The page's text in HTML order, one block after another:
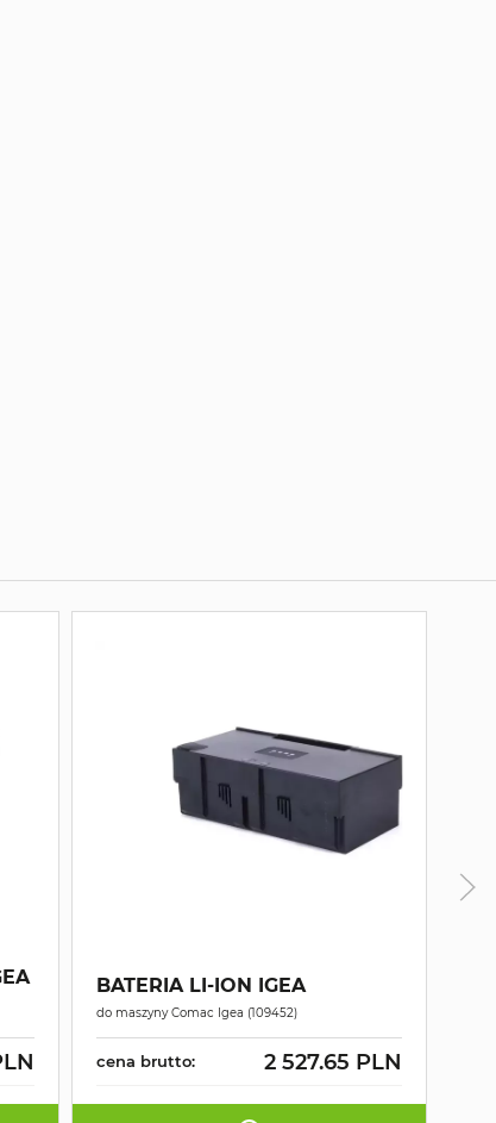
BATERIA LI-ION IGEA
do maszyny Comac Igea (109452)
cena brutto: 2 527.65 PLN